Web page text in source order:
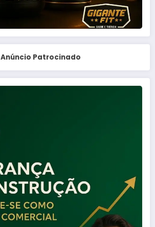
Anúncio Patrocinado